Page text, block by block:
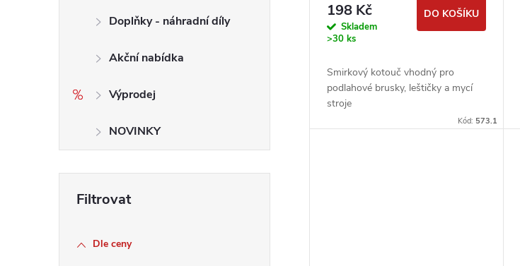
Doplňky - náhradní díly
Akční nabídka
Výprodej
NOVINKY
Dle ceny
198 Kč
Skladem
>30 ks
DO KOŠÍKU
Smirkový kotouč vhodný pro
podlahové brusky, leštičky a mycí
stroje
Kód: 573.1